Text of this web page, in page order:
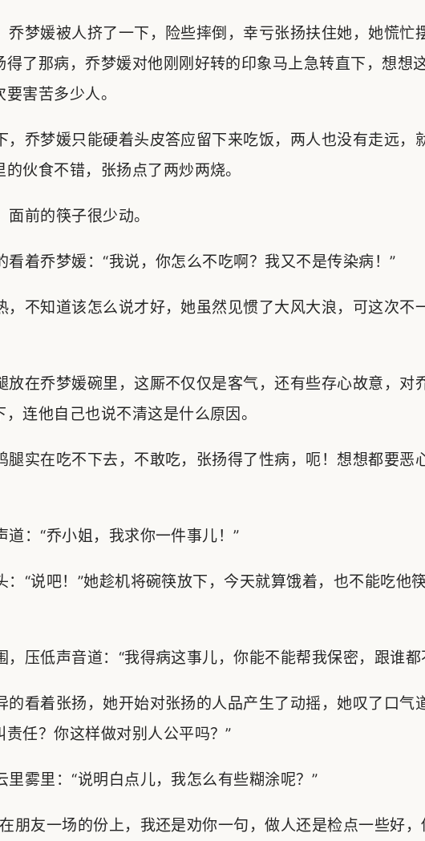
梦媛被人挤了一下，险些摔倒，幸亏张扬扶住她，她慌忙
得了那病，乔梦媛对他刚刚好转的印象马上急转直下，想想
害苦多少人。
乔梦媛只能硬着头皮答应留下来吃饭，两人也没有走远，
伙食不错，张扬点了两炒两烧。
前的筷子很少动。
着乔梦媛：“我说，你怎么不吃啊？我又不是传染病！”
不知道该怎么说才好，她虽然见惯了大风大浪，可这次不
在乔梦媛碗里，这厮不仅仅是客气，还有些存心故意，对
连他自己也说不清这是什么原因。
实在吃不下去，不敢吃，张扬得了性病，呃！想想都要恶
：“乔小姐，我求你一件事儿！”
“说吧！”她趁机将碗筷放下，今天就算饿着，也不能吃他
压低声音道：“我得病这事儿，你能不能帮我保密，跟谁都
看着张扬，她开始对张扬的人品产生了动摇，她叹了口气
责任？你这样做对别人公平吗？”
雾里：“说明白点儿，我怎么有些糊涂呢？”
朋友一场的份上，我还是劝你一句，做人还是检点一些好，